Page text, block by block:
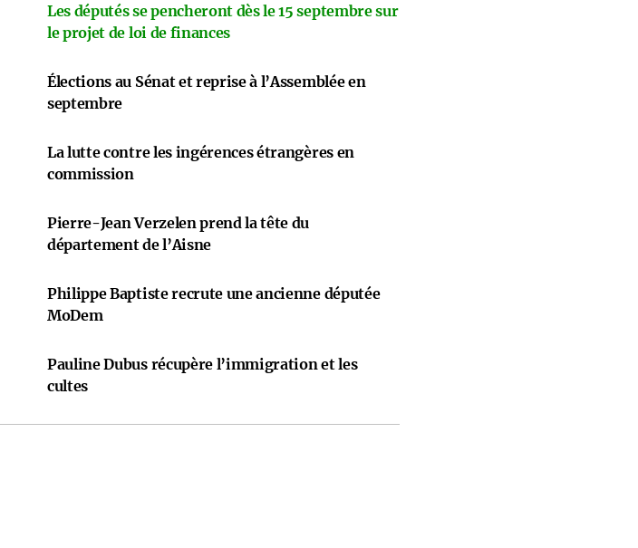
Les députés se pencheront dès le 15 septembre sur
le projet de loi de finances
Élections au Sénat et reprise à l’Assemblée en
septembre
La lutte contre les ingérences étrangères en
commission
Pierre-Jean Verzelen prend la tête du
département de l’Aisne
Philippe Baptiste recrute une ancienne députée
MoDem
Pauline Dubus récupère l’immigration et les
cultes